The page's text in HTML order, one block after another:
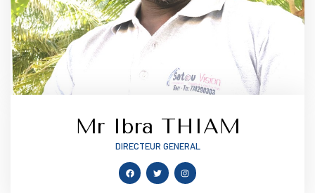
Mr Ibra THIAM
DIRECTEUR GENERAL